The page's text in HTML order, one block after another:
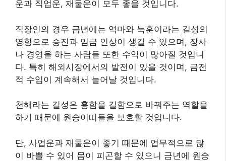
운과 직업운, 재물운이 모두 좋을 것입니다.
직장인의 경우 금년에는 역마와 녹훈이라는 길성의
영향으로 승진과 임금 인상이 생길 수 있으며, 장사
나 경영을 하는 사람들 또한 수익이 많아질 것입니
다. 특히 해외시장에서의 발전이 있을 것이며, 금전
적 수입이 계속해서 늘어날 것입니다.
​천해라는 길성은 흉함을 길함으로 바꿔주는 역할을
하기 때문에 원숭이띠들을 보호할 것입니다.
단, 사업운과 재물운이 좋기 때문에 업무적으로 많
이 바쁠 수 있어 몸이 피곤할 수 있으니 금년에 원숭